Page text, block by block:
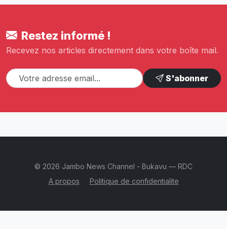
Restez informé !
Recevez nos articles directement dans votre boîte mail.
S'abonner
© 2026 Jambo News Channel - Bukavu — RDC
A propos
Politique de confidentialite